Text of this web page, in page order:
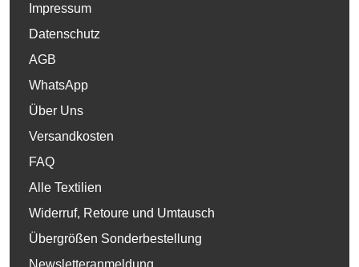
Impressum
Datenschutz
AGB
WhatsApp
Über Uns
Versandkosten
FAQ
Alle Textilien
Widerruf, Retoure und Umtausch
Übergrößen Sonderbestellung
Newsletteranmeldung